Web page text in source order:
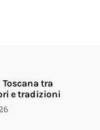
tra
e tradizioni